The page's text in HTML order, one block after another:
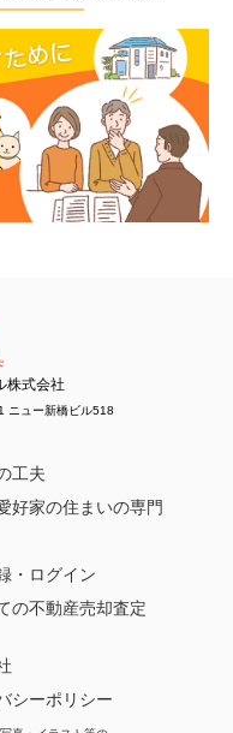
株式会社
ニュー新橋ビル518
工夫
好家の住まいの専門
・ログイン
の不動産売却査定
シーポリシー